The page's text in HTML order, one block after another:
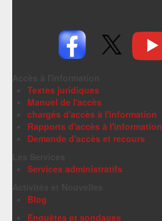
Textes juridiques
Manuel de l'accès
chargés d'accès à l'information
Rapports d'accès à l'information
Demande d'accès et recours
Services administratifs
Blog
Enquêtes et sondages